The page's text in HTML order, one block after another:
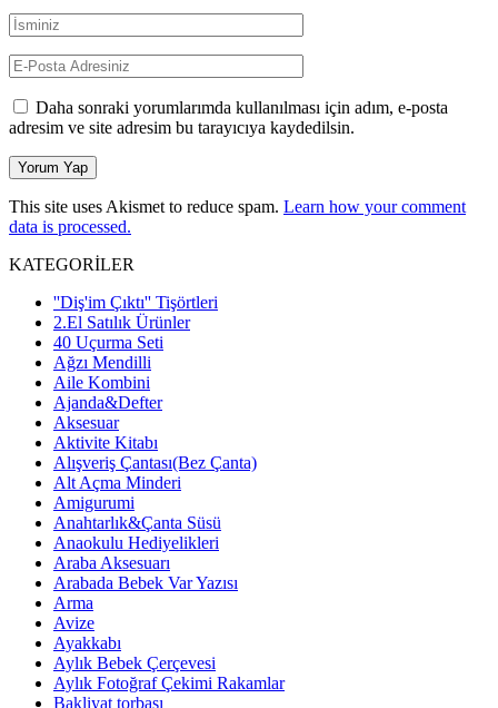
Daha sonraki yorumlarımda kullanılması için adım, e-posta
adresim ve site adresim bu tarayıcıya kaydedilsin.
This site uses Akismet to reduce spam. Learn how your comment
data is processed.
KATEGORİLER
''Diş'im Çıktı'' Tişörtleri
2.El Satılık Ürünler
40 Uçurma Seti
Ağzı Mendilli
Aile Kombini
Ajanda&Defter
Aksesuar
Aktivite Kitabı
Alışveriş Çantası(Bez Çanta)
Alt Açma Minderi
Amigurumi
Anahtarlık&Çanta Süsü
Anaokulu Hediyelikleri
Araba Aksesuarı
Arabada Bebek Var Yazısı
Arma
Avize
Ayakkabı
Aylık Bebek Çerçevesi
Aylık Fotoğraf Çekimi Rakamlar
Bakliyat torbası